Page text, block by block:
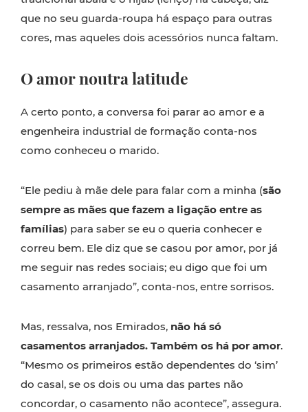
que no seu guarda-roupa há espaço para outras
cores, mas aqueles dois acessórios nunca faltam.
O amor noutra latitude
A certo ponto, a conversa foi parar ao amor e a
engenheira industrial de formação conta-nos
como conheceu o marido.
“Ele pediu à mãe dele para falar com a minha (são
sempre as mães que fazem a ligação entre as
famílias) para saber se eu o queria conhecer e
correu bem. Ele diz que se casou por amor, por já
me seguir nas redes sociais; eu digo que foi um
casamento arranjado”, conta-nos, entre sorrisos.
Mas, ressalva, nos Emirados, não há só
casamentos arranjados. Também os há por amor.
“Mesmo os primeiros estão dependentes do ‘sim’
do casal, se os dois ou uma das partes não
concordar, o casamento não acontece”, assegura.